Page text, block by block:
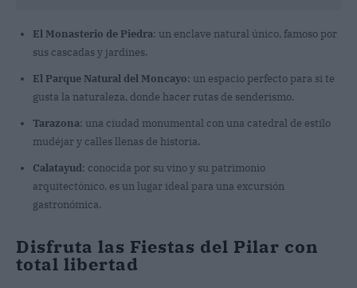
El Monasterio de Piedra: un enclave natural único, famoso por
sus cascadas y jardines.
El Parque Natural del Moncayo: un espacio perfecto para si te
gusta la naturaleza, donde hacer rutas de senderismo.
Tarazona: una ciudad monumental con una catedral de estilo
mudéjar y calles llenas de historia.
Calatayud: conocida por su vino y su patrimonio
arquitectónico, es un lugar ideal para una excursión
gastronómica.
Disfruta las Fiestas del Pilar con
total libertad